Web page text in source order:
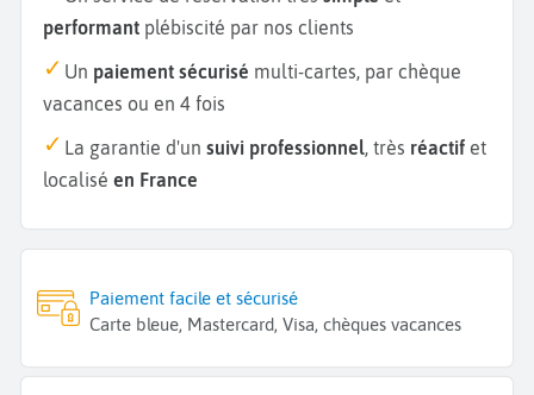
performant plébiscité par nos clients
Un paiement sécurisé multi-cartes, par chèque
vacances ou en 4 fois
La garantie d'un suivi professionnel, très réactif et
localisé en France
Paiement facile et sécurisé
Carte bleue, Mastercard, Visa, chèques vacances